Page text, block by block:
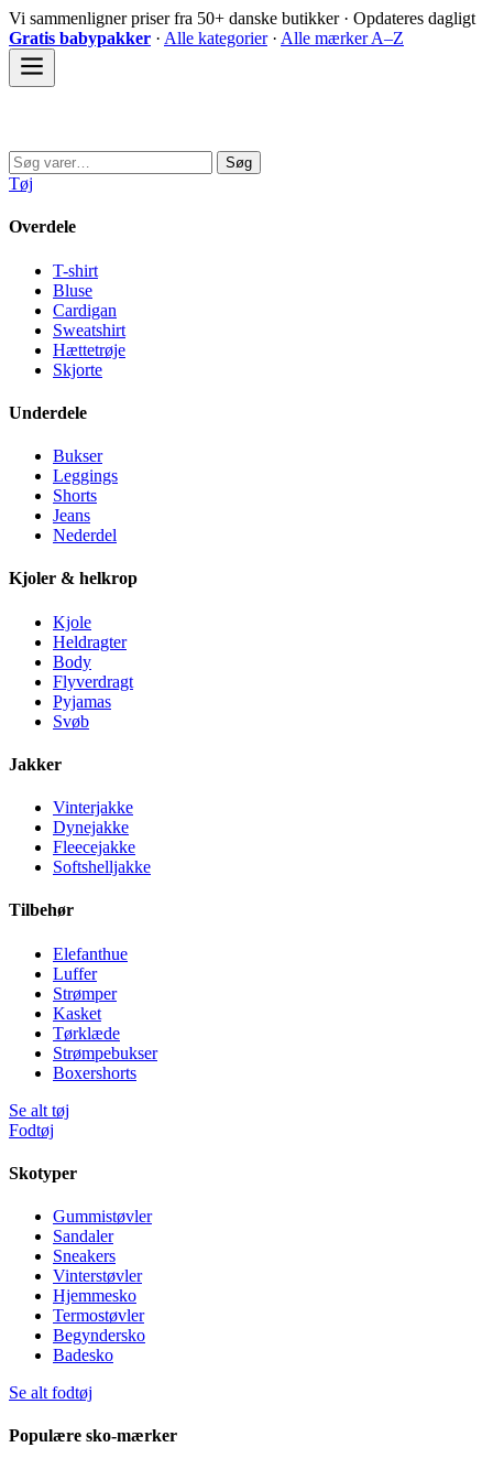
Spring
til
indhold
Vi sammenligner priser fra 50+ danske butikker · Opdateres dagligt
Gratis babypakker · Alle kategorier· Alle mærker A–Z
Søg
efter:
Søg
Tøj
Overdele
T-shirt
Bluse
Cardigan
Sweatshirt
Hættetrøje
Skjorte
Underdele
Bukser
Leggings
Shorts
Jeans
Nederdel
Kjoler & helkrop
Kjole
Heldragter
Body
Flyverdragt
Pyjamas
Svøb
Jakker
Vinterjakke
Dynejakke
Fleecejakke
Softshelljakke
Tilbehør
Elefanthue
Luffer
Strømper
Kasket
Tørklæde
Strømpebukser
Boxershorts
Se alt tøj
Fodtøj
Skotyper
Gummistøvler
Sandaler
Sneakers
Vinterstøvler
Hjemmesko
Termostøvler
Begyndersko
Badesko
Se alt fodtøj
Populære sko-mærker